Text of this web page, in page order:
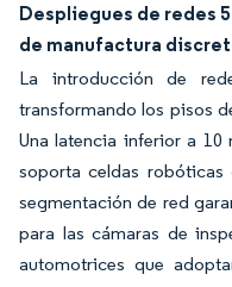
Despliegues de redes
de manufactura
La introducción de
transformando los pisos
Una latencia inferior a 10
soporta celdas
segmentación de red
para las cámaras de
automotrices que